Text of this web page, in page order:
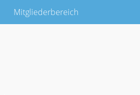
Mitgliederbereich